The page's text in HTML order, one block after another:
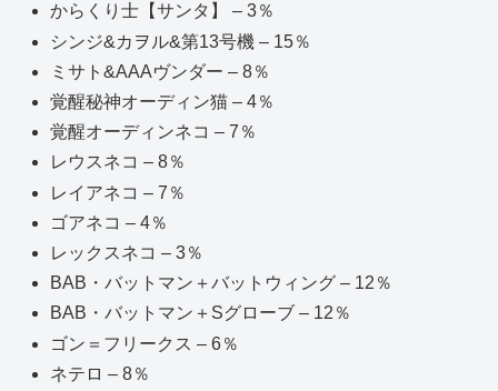
からくり士【サンタ】 – 3％
シンジ&カヲル&第13号機 – 15％
ミサト&AAAヴンダー – 8％
覚醒秘神オーディン猫 – 4％
覚醒オーディンネコ – 7％
レウスネコ – 8％
レイアネコ – 7％
ゴアネコ – 4％
レックスネコ – 3％
BAB・バットマン＋バットウィング – 12％
BAB・バットマン＋Sグローブ – 12％
ゴン＝フリークス – 6％
ネテロ – 8％